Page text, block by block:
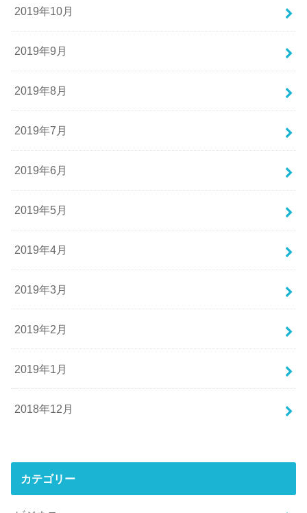
2019年10月
2019年9月
2019年8月
2019年7月
2019年6月
2019年5月
2019年4月
2019年3月
2019年2月
2019年1月
2018年12月
カテゴリー